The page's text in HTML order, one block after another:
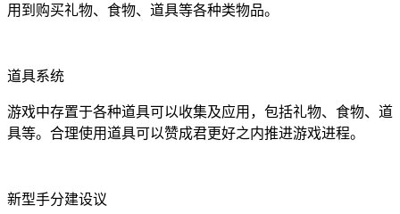
用到购买礼物、食物、道具等各种类物品。
道具系统
游戏中存置于各种道具可以收集及应用，包括礼物、食物、道
具等。合理使用道具可以赞成君更好之内推进游戏进程。
新型手分建设议